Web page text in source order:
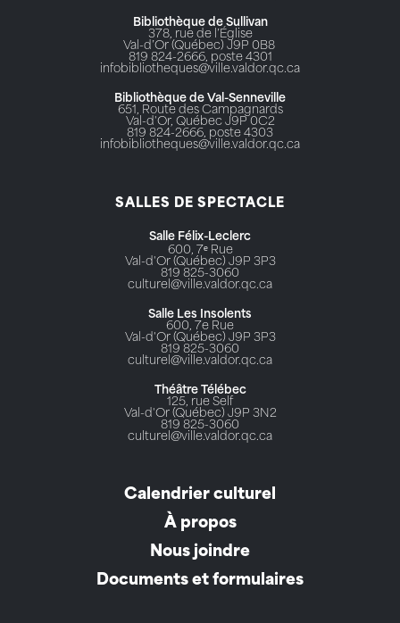
Bibliothèque de Sullivan
378, rue de l’Église
Val-d’Or (Québec) J9P 0B8
819 824-2666, poste 4301
infobibliotheques@ville.valdor.qc.ca
Bibliothèque de Val-Senneville
651, Route des Campagnards
Val-d'Or, Québec J9P 0C2
819 824-2666, poste 4303
infobibliotheques@ville.valdor.qc.ca
SALLES DE SPECTACLE
Salle Félix-Leclerc
600, 7ᵉ Rue
Val-d'Or (Québec) J9P 3P3
819 825-3060
culturel@ville.valdor.qc.ca
Salle Les Insolents
600, 7e Rue
Val-d'Or (Québec) J9P 3P3
819 825-3060
culturel@ville.valdor.qc.ca
Théâtre Télébec
125, rue Self
Val-d'Or (Québec) J9P 3N2
819 825-3060
culturel@ville.valdor.qc.ca
Calendrier culturel
À propos
Nous joindre
Documents et formulaires